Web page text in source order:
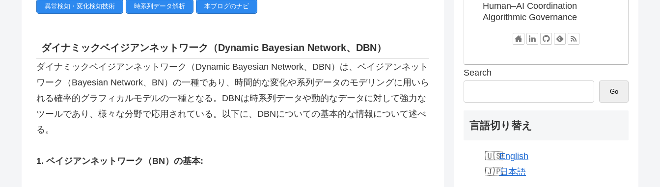
異常検知・変化検知技術 時系列データ解析 本ブログのナビ
ダイナミックベイジアンネットワーク（Dynamic Bayesian Network、DBN）
ダイナミックベイジアンネットワーク（Dynamic Bayesian Network、DBN）は、ベイジアンネット
ワーク（Bayesian Network、BN）の一種であり、時間的な変化や系列データのモデリングに用いら
れる確率的グラフィカルモデルの一種となる。DBNは時系列データや動的なデータに対して強力な
ツールであり、様々な分野で応用されている。以下に、DBNについての基本的な情報について述べ
る。
1. ベイジアンネットワーク（BN）の基本:
Human–AI Coordination
Algorithmic Governance
Search
Go
言語切り替え
English
日本語